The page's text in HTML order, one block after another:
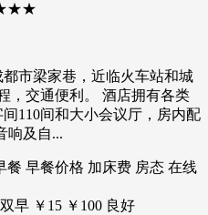
★★★
市梁家巷，近临火车站和城
，交通便利。 酒店拥有各类
110间和大小会议厅，房内配
响及自...
早餐价格 加床费 房态 在线
早 ￥15 ￥100 良好